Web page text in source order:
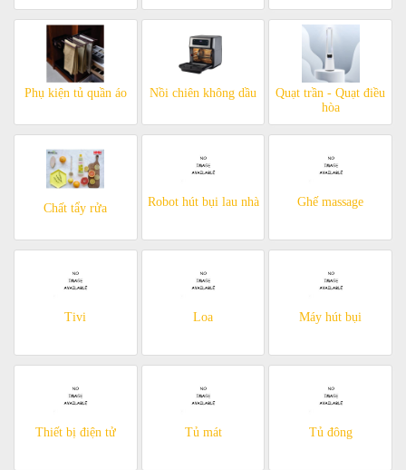
Phụ kiện tủ quần áo Nồi chiên không dầu
Quạt trần - Quạt điều
hòa
Chất tẩy rửa Robot hút bụi lau nhà Ghế massage
Tivi Loa Máy hút bụi
Thiết bị điện tử Tủ mát Tủ đông